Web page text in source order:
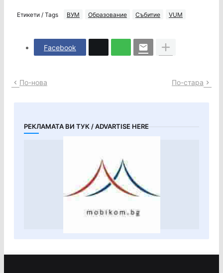
Етикети / Tags ВУМ Образование Събитие VUM
Facebook
По-нова По-стара
РЕКЛАМАТА ВИ ТУК / ADVARTISE HERE